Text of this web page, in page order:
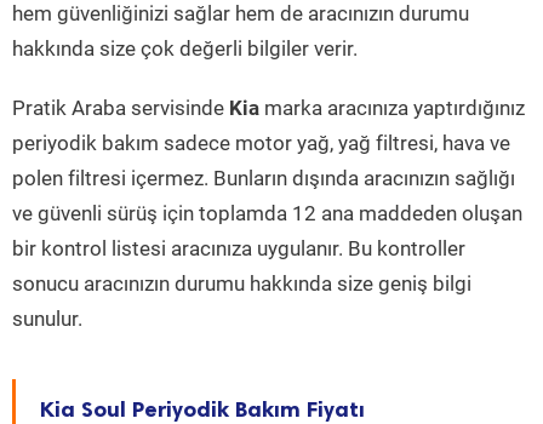
hem güvenliğinizi sağlar hem de aracınızın durumu
hakkında size çok değerli bilgiler verir.
Pratik Araba servisinde Kia marka aracınıza yaptırdığınız
periyodik bakım sadece motor yağ, yağ filtresi, hava ve
polen filtresi içermez. Bunların dışında aracınızın sağlığı
ve güvenli sürüş için toplamda 12 ana maddeden oluşan
bir kontrol listesi aracınıza uygulanır. Bu kontroller
sonucu aracınızın durumu hakkında size geniş bilgi
sunulur.
Kia Soul Periyodik Bakım Fiyatı